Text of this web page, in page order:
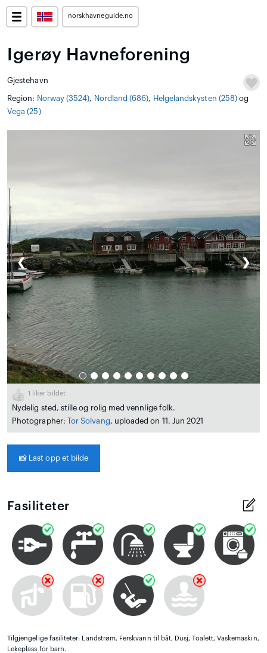
norskhavneguide.no
Igerøy Havneforening
Gjestehavn
Region: Norway (3524), Nordland (686), Helgelandskysten (258) og
Vega (25)
❮ ❯
1 liker bildet
Nydelig sted, stille og rolig med vennlige folk.
Photographer: Tor Solvang, uploaded on 11. Jun 2021
📸 Last opp et bilde
Fasiliteter
Tilgjengelige fasiliteter: Landstrøm, Ferskvann til båt, Dusj, Toalett, Vaskemaskin,
Lekeplass for barn.